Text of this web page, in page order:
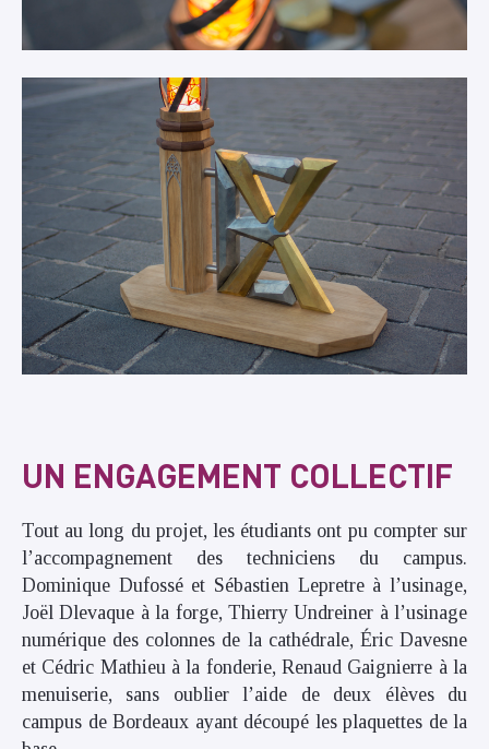
UN ENGAGEMENT COLLECTIF
Tout au long du projet, les étudiants ont pu compter sur
l’accompagnement des techniciens du campus.
Dominique Dufossé et Sébastien Lepretre à l’usinage,
Joël Dlevaque à la forge, Thierry Undreiner à l’usinage
numérique des colonnes de la cathédrale, Éric Davesne
et Cédric Mathieu à la fonderie, Renaud Gaignierre à la
menuiserie, sans oublier l’aide de deux élèves du
campus de Bordeaux ayant découpé les plaquettes de la